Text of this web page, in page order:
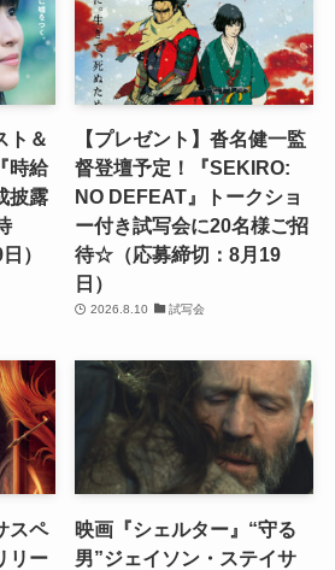
ト＆
時給
披露
）
【プレゼント】沓名健一監
督登壇予定！『SEKIRO:
NO DEFEAT』トークショ
ー付き試写会に20名様ご招
待☆（応募締切：8月19
日）
2026.8.10 試写会
スペ
リー
映画『シェルター』“守る
男”ジェイソン・ステイサ